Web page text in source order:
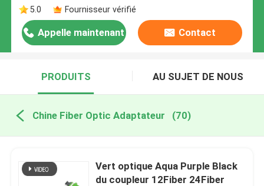
5.0
Fournisseur vérifié
Appelle maintenant Contact
PRODUITS AU SUJET DE NOUS
Chine Fiber Optic Adaptateur (70)
Vert optique Aqua Purple Black
du coupleur 12Fiber 24Fiber